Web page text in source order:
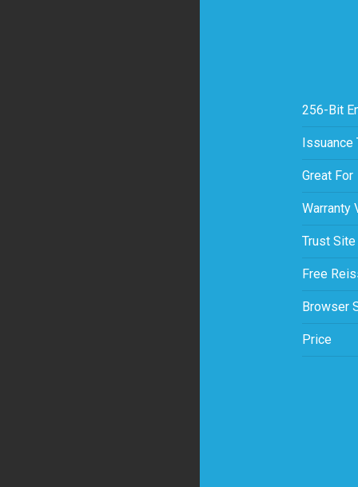
256-Bit
Issuance
Great For
Warranty
Trust Site
Free
Browser
Price